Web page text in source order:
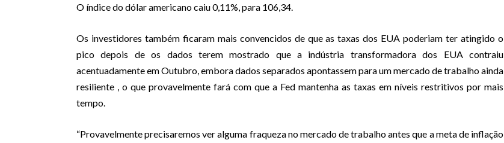
O índice do dólar americano caiu 0,11%, para 106,34.
Os investidores também ficaram mais convencidos de que as taxas dos EUA poderiam ter atingido o
pico depois de os dados terem mostrado que a indústria transformadora dos EUA contraiu
acentuadamente em Outubro, embora dados separados apontassem para um mercadode trabalhoainda
resiliente , o que provavelmente fará com que a Fed mantenha as taxas em níveis restritivos por mais
tempo.
“Provavelmente precisaremos ver alguma fraqueza no mercado de trabalho antes que a meta de inflação